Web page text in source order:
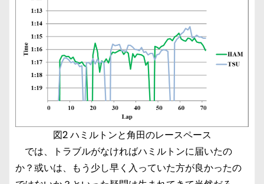
図2 ハミルトンと角田のレースペース
では、トラブルがなければハミルトンに届いたの
か？或いは、もう少し早く入っていた方が良かったの